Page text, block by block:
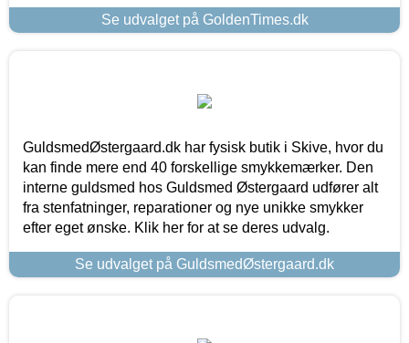
Se udvalget på GoldenTimes.dk
GuldsmedØstergaard.dk har fysisk butik i Skive, hvor du
kan finde mere end 40 forskellige smykkemærker. Den
interne guldsmed hos Guldsmed Østergaard udfører alt
fra stenfatninger, reparationer og nye unikke smykker
efter eget ønske. Klik her for at se deres udvalg.
Se udvalget på GuldsmedØstergaard.dk